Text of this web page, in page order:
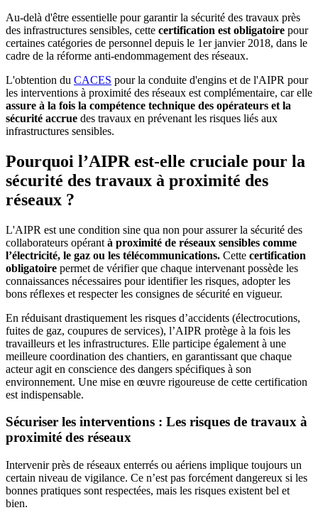
Au-delà d'être essentielle pour garantir la sécurité des travaux près
des infrastructures sensibles, cette certification est obligatoire pour
certaines catégories de personnel depuis le 1er janvier 2018, dans le
cadre de la réforme anti-endommagement des réseaux.
L'obtention du CACES pour la conduite d'engins et de l'AIPR pour
les interventions à proximité des réseaux est complémentaire, car elle
assure à la fois la compétence technique des opérateurs et la
sécurité accrue des travaux en prévenant les risques liés aux
infrastructures sensibles.
Pourquoi l’AIPR est-elle cruciale pour la
sécurité des travaux à proximité des
réseaux ?
L'AIPR est une condition sine qua non pour assurer la sécurité des
collaborateurs opérant à proximité de réseaux sensibles comme
l’électricité, le gaz ou les télécommunications. Cette certification
obligatoire permet de vérifier que chaque intervenant possède les
connaissances nécessaires pour identifier les risques, adopter les
bons réflexes et respecter les consignes de sécurité en vigueur.
En réduisant drastiquement les risques d’accidents (électrocutions,
fuites de gaz, coupures de services), l’AIPR protège à la fois les
travailleurs et les infrastructures. Elle participe également à une
meilleure coordination des chantiers, en garantissant que chaque
acteur agit en conscience des dangers spécifiques à son
environnement. Une mise en œuvre rigoureuse de cette certification
est indispensable.
Sécuriser les interventions : Les risques de travaux à
proximité des réseaux
Intervenir près de réseaux enterrés ou aériens implique toujours un
certain niveau de vigilance. Ce n’est pas forcément dangereux si les
bonnes pratiques sont respectées, mais les risques existent bel et
bien.